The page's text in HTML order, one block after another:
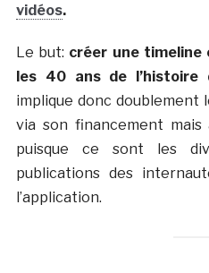
vidéos.
Le but: créer une timeline
les 40 ans de l’histoire
implique donc doublement
via son financement mais
puisque ce sont les
publications des
l’application.